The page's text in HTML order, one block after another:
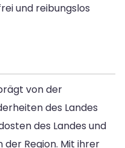
und reibungslos
von der
des Landes
des Landes und
Region. Mit ihrer